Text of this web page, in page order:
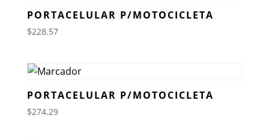
PORTACELULAR P/MOTOCICLETA
$228.57
PORTACELULAR P/MOTOCICLETA
$274.29